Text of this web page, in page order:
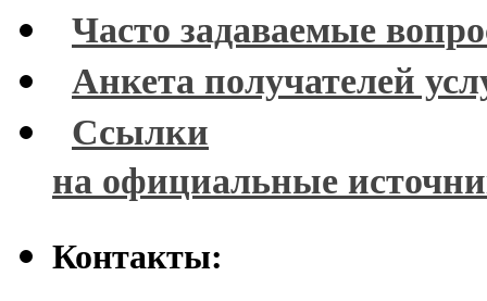
Часто задаваемые
Анкета получателей
Ссылки
на официальные
Контакты: